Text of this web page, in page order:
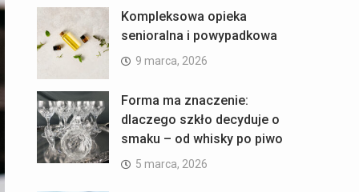
Kompleksowa opieka
senioralna i powypadkowa
9 marca, 2026
Forma ma znaczenie:
dlaczego szkło decyduje o
smaku – od whisky po piwo
5 marca, 2026